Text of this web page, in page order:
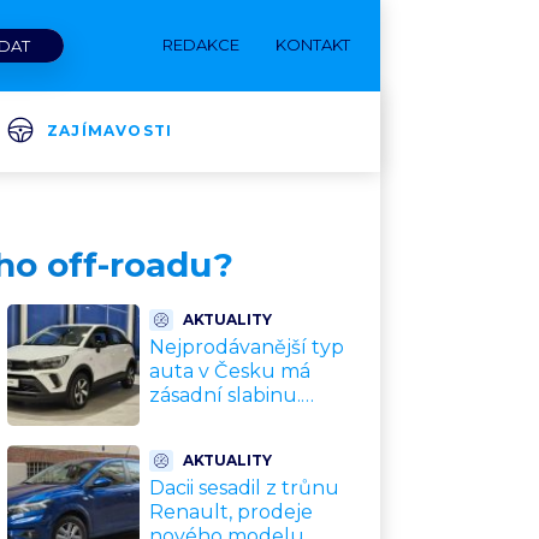
REDAKCE KONTAKT
ZAJÍMAVOSTI
off-roadu?
AKTUALITY
Nejprodávanější typ
auta v Česku má
zásadní slabinu.
být nejsilnější
AKTUALITY
Dacii sesadil z trůnu
Renault, prodeje